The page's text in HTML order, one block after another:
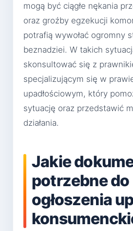
mogą być ciągłe nękania
oraz groźby egzekucji
potrafią wywołać ogromny
beznadziei. W takich
skonsultować się z
specjalizującym się w
upadłościowym, który
sytuację oraz przedstawić
działania.
Jakie
potrzebne do
ogłoszenia